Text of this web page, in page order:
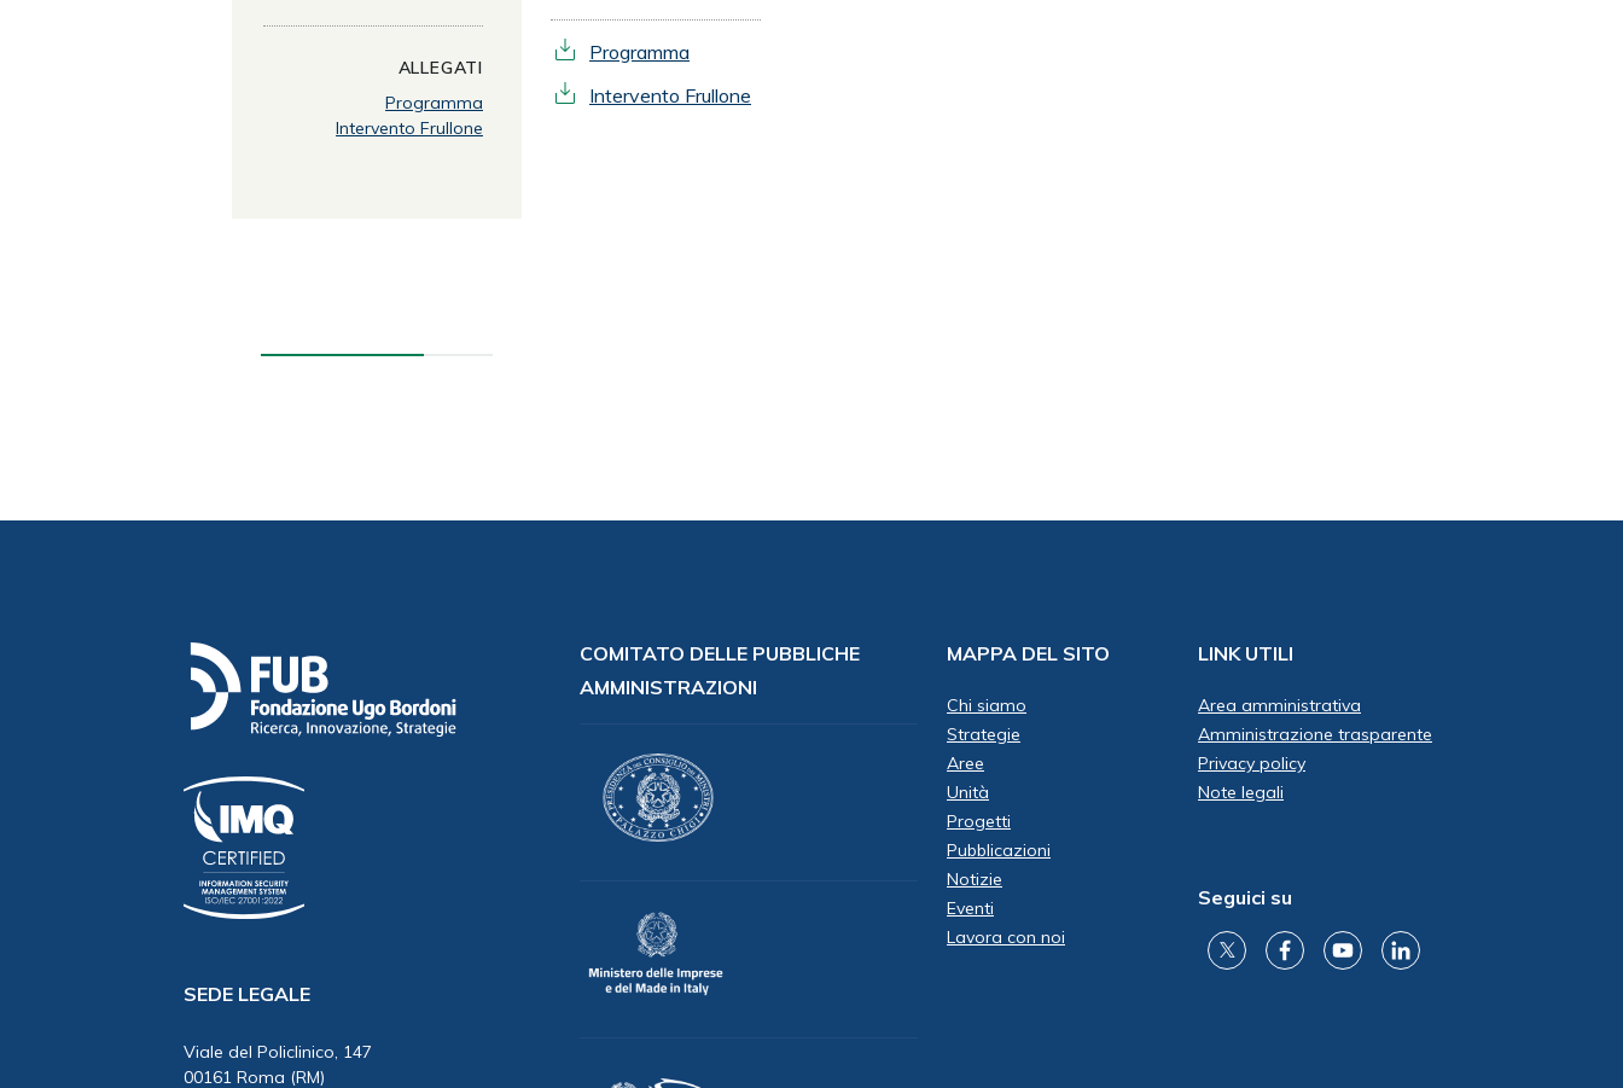
ALLEGATI
Programma
Intervento Frullone
Programma
Intervento Frullone
SEDE LEGALE
Viale del Policlinico, 147
00161 Roma (RM)
COMITATO DELLE PUBBLICHE
AMMINISTRAZIONI
MAPPA DEL SITO
Chi siamo
Strategie
Aree
Unità
Progetti
Pubblicazioni
Notizie
Eventi
Lavora con noi
LINK UTILI
Area amministrativa
Amministrazione trasparente
Privacy policy
Note legali
Seguici su